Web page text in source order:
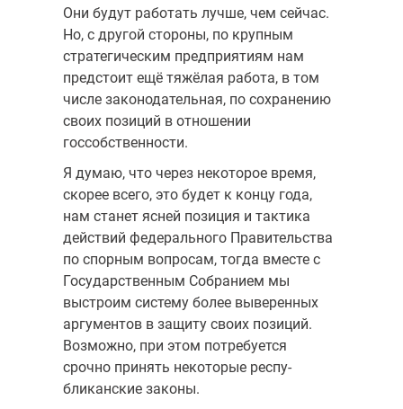
Они будут работать лучше, чем сейчас.
Но, с другой стороны, по крупным
стратегическим предприятиям нам
предстоит ещё тяжёлая работа, в том
числе законодательная, по сохранению
своих позиций в отношении
госсобственности.
Я думаю, что через некоторое время,
скорее всего, это будет к концу года,
нам станет ясней позиция и тактика
действий федерального Правитель­ства
по спорным вопросам, тогда вместе с
Государственным Собранием мы
выстроим систему более выверенных
аргументов в защиту своих по­зиций.
Возможно, при этом потребуется
срочно принять некоторые респу­
бликанские законы.